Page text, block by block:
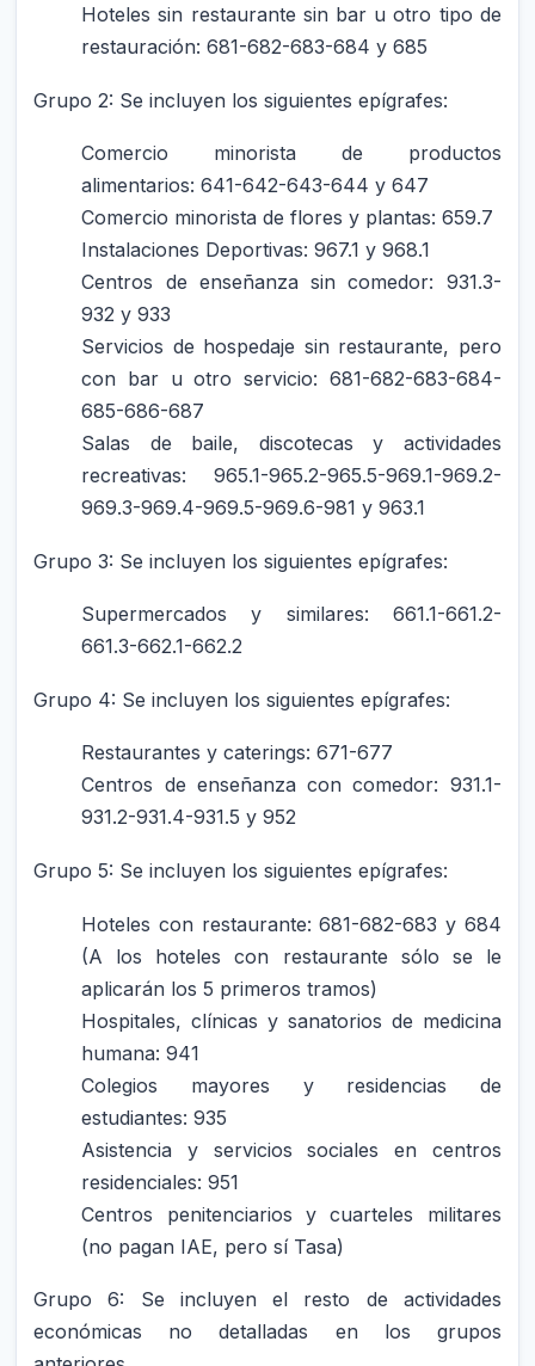
Hoteles sin restaurante sin bar u otro tipo de
restauración: 681-682-683-684 y 685
Grupo 2: Se incluyen los siguientes epígrafes:
Comercio minorista de productos
alimentarios: 641-642-643-644 y 647
Comercio minorista de flores y plantas: 659.7
Instalaciones Deportivas: 967.1 y 968.1
Centros de enseñanza sin comedor: 931.3-
932 y 933
Servicios de hospedaje sin restaurante, pero
con bar u otro servicio: 681-682-683-684-
685-686-687
Salas de baile, discotecas y actividades
recreativas: 965.1-965.2-965.5-969.1-969.2-
969.3-969.4-969.5-969.6-981 y 963.1
Grupo 3: Se incluyen los siguientes epígrafes:
Supermercados y similares: 661.1-661.2-
661.3-662.1-662.2
Grupo 4: Se incluyen los siguientes epígrafes:
Restaurantes y caterings: 671-677
Centros de enseñanza con comedor: 931.1-
931.2-931.4-931.5 y 952
Grupo 5: Se incluyen los siguientes epígrafes:
Hoteles con restaurante: 681-682-683 y 684
(A los hoteles con restaurante sólo se le
aplicarán los 5 primeros tramos)
Hospitales, clínicas y sanatorios de medicina
humana: 941
Colegios mayores y residencias de
estudiantes: 935
Asistencia y servicios sociales en centros
residenciales: 951
Centros penitenciarios y cuarteles militares
(no pagan IAE, pero sí Tasa)
Grupo 6: Se incluyen el resto de actividades
económicas no detalladas en los grupos